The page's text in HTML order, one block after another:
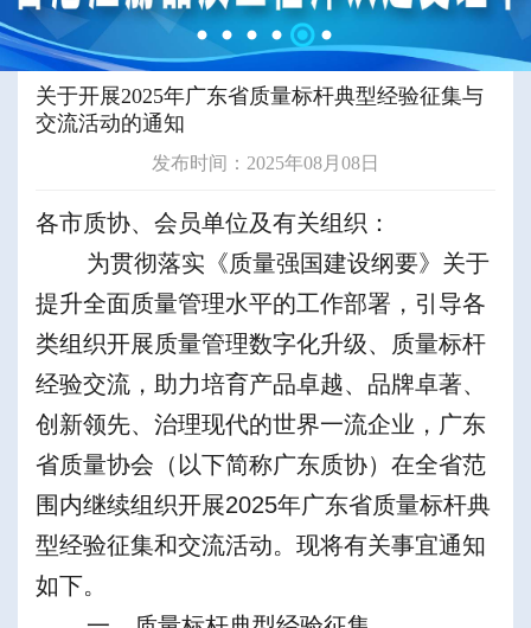
关于开展2025年广东省质量标杆典型经验征集与
交流活动的通知
发布时间：2025年08月08日
各市质协、会员单位及有关组织：
为贯彻落实《质量强国建设纲要》关于
提升全面质量管理水平的工作部署，引导各
类组织开展质量管理数字化升级、质量标杆
经验交流，助力培育产品卓越、品牌卓著、
创新领先、治理现代的世界一流企业，广东
省质量协会（以下简称广东质协）在全省范
围内继续组织开展2025年广东省质量标杆典
型经验征集和交流活动。现将有关事宜通知
如下。